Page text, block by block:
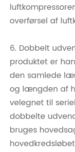
overførsel af
6. Dobbelt
produktet er
den samlede
og længden af
velegnet til
dobbelte
bruges